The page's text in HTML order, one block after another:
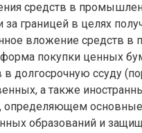
средств в
за границей в целях
вложение средств в
покупки ценных
долгосрочную ссуду
а также
определяющем
образований и